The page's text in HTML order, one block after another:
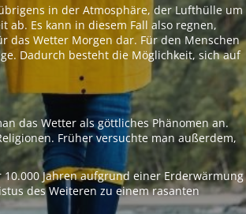
in der Atmosphäre, der Lufthülle um
Es kann in diesem Fall also regnen,
das Wetter Morgen dar. Für den Menschen
Dadurch besteht die Möglichkeit, sich auf
das Wetter als göttliches Phänomen an.
Früher versuchte man außerdem,
Jahren aufgrund einer Erderwärmung
des Weiteren zu einem rasanten